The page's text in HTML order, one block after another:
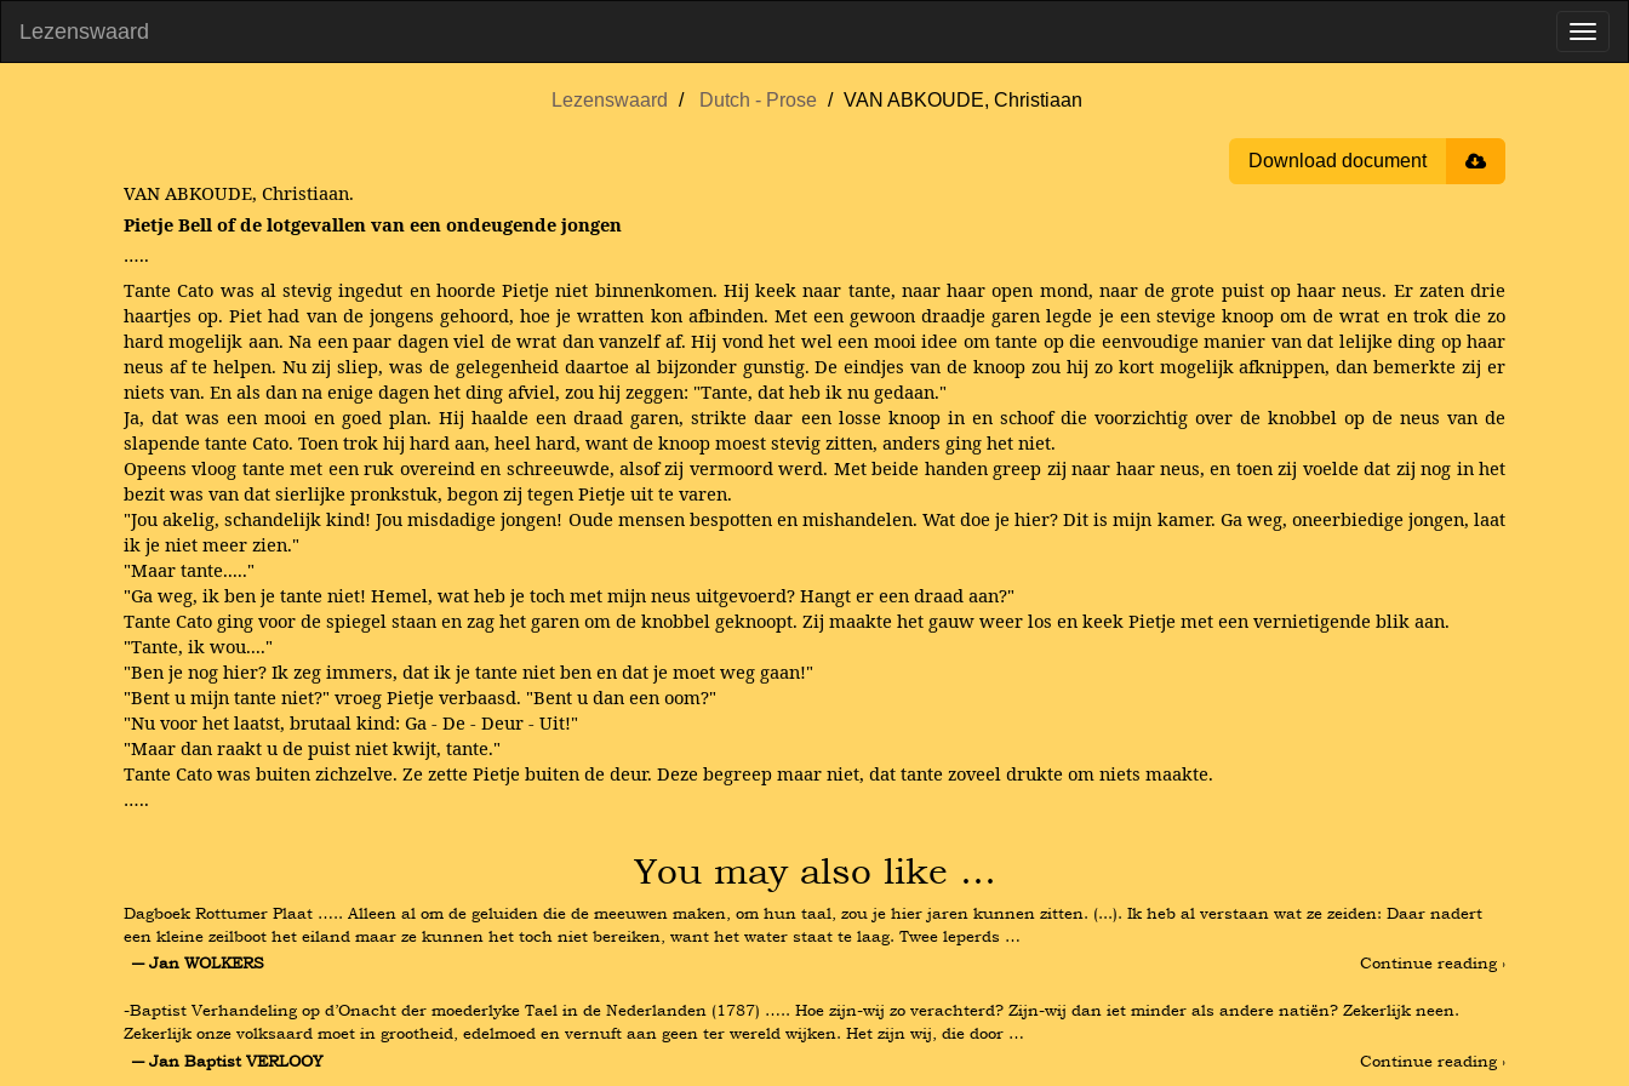
Lezenswaard
Lezenswaard Dutch - Prose VAN ABKOUDE, Christiaan
Download document
VAN ABKOUDE, Christiaan.
Pietje Bell of de lotgevallen van een ondeugende jongen
…..
Tante Cato was al stevig ingedut en hoorde Pietje niet binnenkomen. Hij keek naar tante, naar haar open mond, naar de grote puist op haar neus. Er zaten drie
haartjes op. Piet had van de jongens gehoord, hoe je wratten kon afbinden. Met een gewoon draadje garen legde je een stevige knoop om de wrat en trok die zo
hard mogelijk aan. Na een paar dagen viel de wrat dan vanzelf af. Hij vond het wel een mooi idee om tante op die eenvoudige manier van dat lelijke ding op haar
neus af te helpen. Nu zij sliep, was de gelegenheid daartoe al bijzonder gunstig. De eindjes van de knoop zou hij zo kort mogelijk afknippen, dan bemerkte zij er
niets van. En als dan na enige dagen het ding afviel, zou hij zeggen: "Tante, dat heb ik nu gedaan."
Ja, dat was een mooi en goed plan. Hij haalde een draad garen, strikte daar een losse knoop in en schoof die voorzichtig over de knobbel op de neus van de
slapende tante Cato. Toen trok hij hard aan, heel hard, want de knoop moest stevig zitten, anders ging het niet.
Opeens vloog tante met een ruk overeind en schreeuwde, alsof zij vermoord werd. Met beide handen greep zij naar haar neus, en toen zij voelde dat zij nog in het
bezit was van dat sierlijke pronkstuk, begon zij tegen Pietje uit te varen.
"Jou akelig, schandelijk kind! Jou misdadige jongen! Oude mensen bespotten en mishandelen. Wat doe je hier? Dit is mijn kamer. Ga weg, oneerbiedige jongen, laat
ik je niet meer zien."
"Maar tante....."
"Ga weg, ik ben je tante niet! Hemel, wat heb je toch met mijn neus uitgevoerd? Hangt er een draad aan?"
Tante Cato ging voor de spiegel staan en zag het garen om de knobbel geknoopt. Zij maakte het gauw weer los en keek Pietje met een vernietigende blik aan.
"Tante, ik wou...."
"Ben je nog hier? Ik zeg immers, dat ik je tante niet ben en dat je moet weg gaan!"
"Bent u mijn tante niet?" vroeg Pietje verbaasd. "Bent u dan een oom?"
"Nu voor het laatst, brutaal kind: Ga - De - Deur - Uit!"
"Maar dan raakt u de puist niet kwijt, tante."
Tante Cato was buiten zichzelve. Ze zette Pietje buiten de deur. Deze begreep maar niet, dat tante zoveel drukte om niets maakte.
…..
You may also like …
Dagboek Rottumer Plaat ….. Alleen al om de geluiden die de meeuwen maken, om hun taal, zou je hier jaren kunnen zitten. (...). Ik heb al verstaan wat ze zeiden: Daar nadert
een kleine zeilboot het eiland maar ze kunnen het toch niet bereiken, want het water staat te laag. Twee leperds …
― Jan WOLKERS
Continue reading ›
-Baptist Verhandeling op d’Onacht der moederlyke Tael in de Nederlanden (1787) ….. Hoe zijn-wij zo verachterd? Zijn-wij dan iet minder als andere natiën? Zekerlijk neen.
Zekerlijk onze volksaard moet in grootheid, edelmoed en vernuft aan geen ter wereld wijken. Het zijn wij, die door …
― Jan Baptist VERLOOY
Continue reading ›